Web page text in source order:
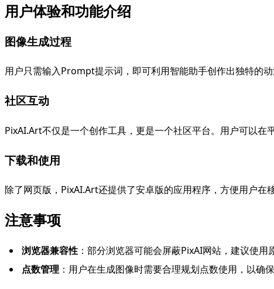
用户体验和功能介绍
图像生成过程
用户只需输入Prompt提示词，即可利用智能助手创作出独特的
社区互动
PixAI.Art不仅是一个创作工具，更是一个社区平台。用户可以在
下载和使用
除了网页版，PixAI.Art还提供了安卓版的应用程序，方便用户在
注意事项
浏览器兼容性：部分浏览器可能会屏蔽PixAI网站，建议使用
点数管理 ：用户在生成图像时需要合理规划点数使用，以确